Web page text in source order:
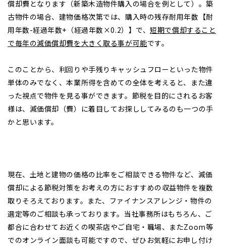
償却費となります（新築木造物件購入の場合を例として）。築
古物件の場合、建物価格次第では、購入時の残存耐用年数【耐
用年数-経過年数+（経過年数×0.2）】で、短期で償却すること
で毎年の減価償却費を大きく取る事が可能です。
このことから、利回りや手残りキャッシュフローといった物件
単体のみでなく、本業所得を含めての全体を考えると、また違
った視点で物件を見る事ができます。節税を目的にされるお客
様は、減価償却（費）に着目してお探ししてみるのも一つの手
かと思います。
現在、土地と建物の価格の比率をご相談できる物件など、減価
償却による節税対策をお考えの方におすすめの収益物件を複数
取りそろえております。また、ファイナンスアレンジ・物件の
選定等のご相談も承っております。当社事務所はもちろん、ご
都合に合わせてお近くの喫茶店やご自宅・職場、またZoom等
でのオンライン面談も可能ですので、ぜひお気軽にお申し付け